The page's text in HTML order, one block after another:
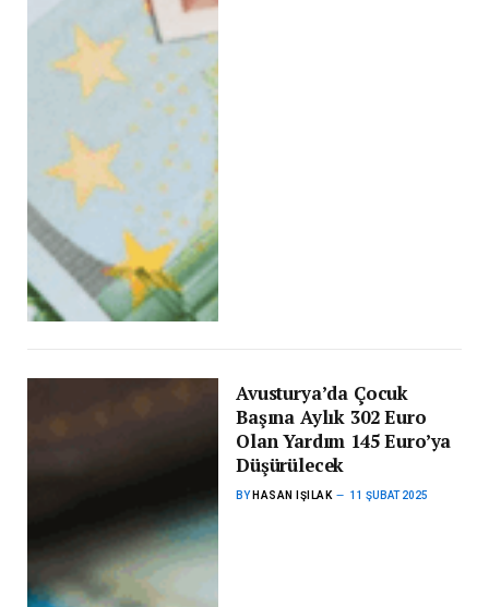
Avusturya’da Çocuk
Başına Aylık 302 Euro
Olan Yardım 145 Euro’ya
Düşürülecek
BY HASAN IŞILAK 11 ŞUBAT 2025